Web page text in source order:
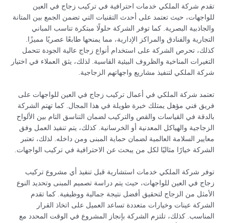
تقدم شركة الملكي خدمات احترافية في تركيب زجاج في العين
للواجهات، حيث تعتمد على أحدث التقنيات التي تضمن الجمع بين المتانة
والجاذبية البصرية. كما توفر الشركة حلولًا مبتكرة تناسب المباني
التجارية والفنادق والمراكز الإدارية، مما يمنحها طابعًا عصريًا مميزًا.
كذلك، تحرص الشركة على استخدام أنواع زجاج عالية الجودة تتحمل
التغيرات المناخية والظروف البيئية القاسية. لذلك، يثق العملاء في اختيار
شركة الملكي لتنفيذ مشاريع واجهاتهم الزجاجية.
تعتمد شركة الملكي في أعمال تركيب زجاج في العين للواجهات على
فريق فني مؤهل يمتلك خبرة طويلة في هذا المجال. كما تهتم الشركة
بالدقة في القياسات والقص والتركيب لضمان التناسق التام بين الألواح
الزجاجية والهياكل المعدنية أو الخرسانية. كذلك، يتم تنفيذ العمل وفق
معايير السلامة العالمية لضمان حماية المبنى ومن داخله. لذلك، تعتبر
الشركة خيارًا مثاليًا لكل من يبحث عن الاحترافية في تركيب الواجهات.
توفر شركة الملكي خدمات استشارية قبل تنفيذ أي مشروع تركيب
زجاج في العين للواجهات، حيث يتم دراسة تصميم المبنى وتحديد النوع
الأمثل من الزجاج لتحقيق أفضل نتيجة جمالية ووظيفية. كما تقدم
الشركة عينات وخيارات متعددة تساعد العميل على اتخاذ القرار
المناسب. كذلك، تلتزم الشركة بإنجاز المشروع في الوقت المحدد مع